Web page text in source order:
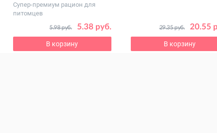
Супер-премиум рацион для
питомцев
5.38 руб.
5.98 руб.
В корзину
20.55
29.35 руб.
В корзину